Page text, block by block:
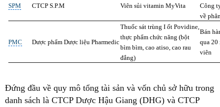
SPM CTCP S.P.M Viên sủi vitamin MyVita
Công
về
PMC Dược phẩm Dược liệu Pharmedic
Thuốc sát trùng I ốt Povidine,
thực phẩm chức năng (bột
bìm bìm, cao atiso, cao rau
đắng)
Bán
qua 20
viên
Đứng đầu về quy mô tổng tài sản và vốn chủ sở hữu trong
danh sách là CTCP Dược Hậu Giang (DHG) và CTCP